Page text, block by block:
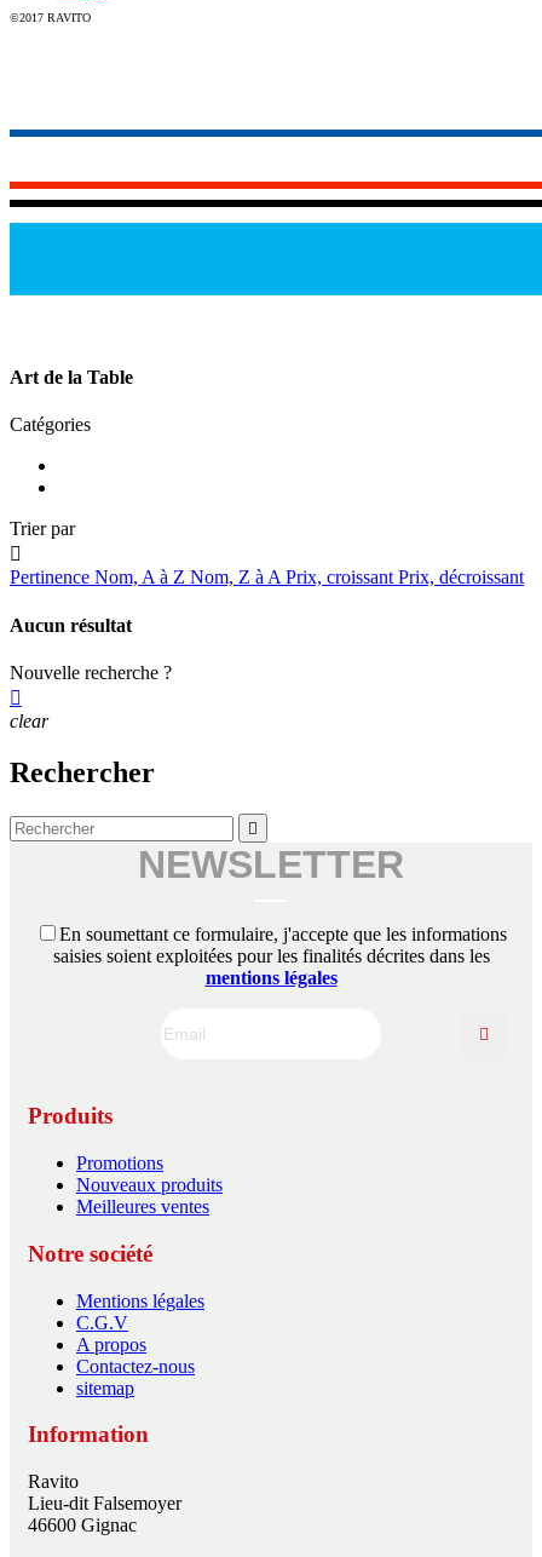
©2017 RAVITO
Art de la Table
Catégories
Trier par

Pertinence Nom, A à Z Nom, Z à A Prix, croissant Prix, décroissant
Aucun résultat
Nouvelle recherche ?

clear
Rechercher

NEWSLETTER
En soumettant ce formulaire, j'accepte que les informations
saisies soient exploitées pour les finalités décrites dans les
mentions légales
Produits
Promotions
Nouveaux produits
Meilleures ventes
Notre société
Mentions légales
C.G.V
A propos
Contactez-nous
sitemap
Information
Ravito
Lieu-dit Falsemoyer
46600 Gignac